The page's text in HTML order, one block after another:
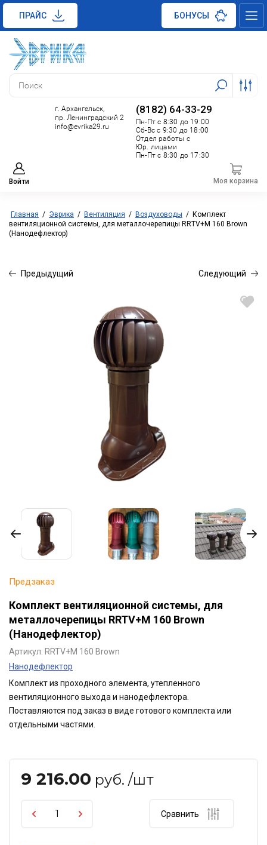
ПРАЙС БОНУСЫ
г. Архангельск,
пр. Ленинградский 2
info@evrika29.ru
(8182) 64-33-29
Пн-Пт с 8:30 до 19:00
Сб-Вс с 9:30 до 18:00
Отдел работы с
Юр. лицами
Пн-Пт с 8:30 до 17:30
Войти Моя корзина
Главная / Эврика / Вентиляция / Воздуховоды / Комплект
вентиляционной системы, для металлочерепицы RRTV+M 160 Brown
(Нанодефлектор)
Предыдущий Следующий
Предзаказ
Комплект вентиляционной системы, для
металлочерепицы RRTV+M 160 Brown
(Нанодефлектор)
Артикул: RRTV+M 160 Brown
Нанодефлектор
Комплект из проходного элемента, утепленного
вентиляционного выхода и нанодефлектора.
Поставляются под заказ в виде готового комплекта или
отдельными частями.
9 216.00 руб. /шт
Сравнить